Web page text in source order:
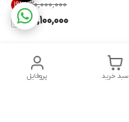
۳۰٬۰۰۰٬۰۰۰ 19%
24,100,000
پروفایل سبد خرید